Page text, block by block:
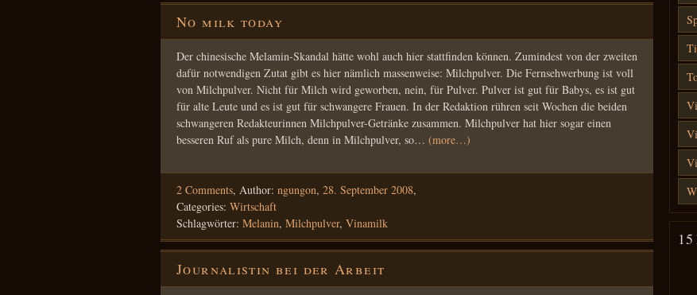
No milk today
Der chinesische Melamin-Skandal hätte wohl auch hier stattfinden können. Zumindest von der zweiten
dafür notwendigen Zutat gibt es hier nämlich massenweise: Milchpulver. Die Fernsehwerbung ist voll
von Milchpulver. Nicht für Milch wird geworben, nein, für Pulver. Pulver ist gut für Babys, es ist gut
für alte Leute und es ist gut für schwangere Frauen. In der Redaktion rühren seit Wochen die beiden
schwangeren Redakteurinnen Milchpulver-Getränke zusammen. Milchpulver hat hier sogar einen
besseren Ruf als pure Milch, denn in Milchpulver, so… (more…)
2 Comments, Author: ngungon, 28. September 2008,
Categories: Wirtschaft
Schlagwörter: Melanin, Milchpulver, Vinamilk
Journalistin bei der Arbeit